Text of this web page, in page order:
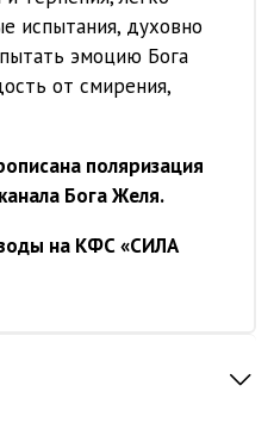
испытания, духовно
эмоцию Бога
от смирения,
поляризация
Бога Желя.
на КФС «СИЛА